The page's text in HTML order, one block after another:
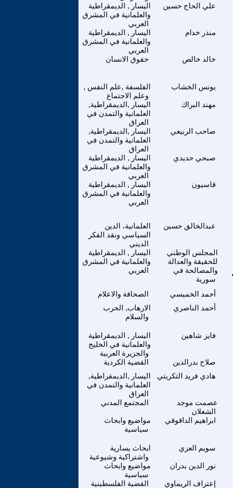
اليسار , الديمقراطية
والعلمانية في المشرق
العربي
علي الحاج حسين
اليسار , الديمقراطية
والعلمانية في المشرق
العربي
منذر خدام
حقوق الانسان خالد خالص
الفلسفة ,علم النفس ,
وعلم الاجتماع
يونس الخشاب
اليسار ,الديمقراطية,
العلمانية والتمدن في
العراق
مهند البراك
اليسار ,الديمقراطية,
العلمانية والتمدن في
العراق
صاحب الربيعي
اليسار , الديمقراطية
والعلمانية في المشرق
العربي
صبحي حديدي
اليسار , الديمقراطية
والعلمانية في المشرق
العربي
قاسيون
العلمانية، الدين
السياسي ونقد الفكر
الديني
عبدالخالق حسين
اليسار , الديمقراطية
والعلمانية في المشرق
العربي
المجلس الوطني
للحقيقة والعدالة
والمصالحة في
سورية
الصحافة والاعلام أحمد الخميسي
الارهاب, الحرب
والسلام
أحمد الناصري
اليسار , الديمقراطية
والعلمانية في الخليج
والجزيرة العربية
فايز شاهين
القضية الكردية صلاح بدرالدين
اليسار ,الديمقراطية,
العلمانية والتمدن في
العراق
هادي فريد التكريتي
المجتمع المدني
عصمت موجد
الشعلان
مواضيع وابحاث
سياسية
ابراهيم الداقوقي
ابحاث يسارية
واشتراكية وشيوعية
سويم العزي
مواضيع وابحاث
سياسية
نور الدين بدران
القضية الفلسطينية إعتراف الريماوي